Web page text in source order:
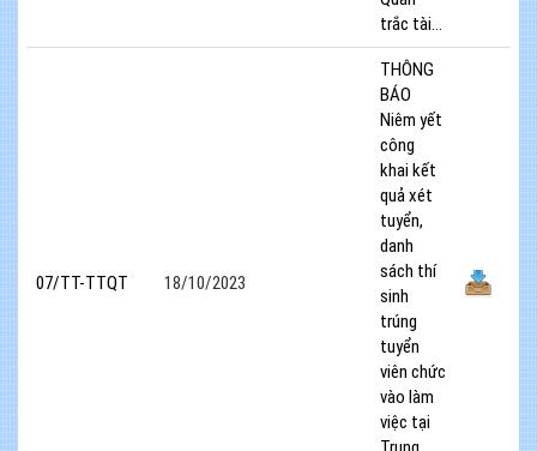
trắc tài...
07/TT-TTQT 18/10/2023
THÔNG
BÁO
Niêm yết
công
khai kết
quả xét
tuyển,
danh
sách thí
sinh
trúng
tuyển
viên chức
vào làm
việc tại